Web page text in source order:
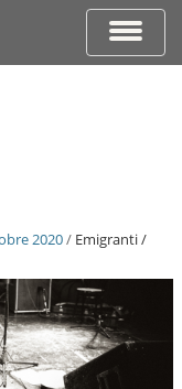
Espandi
di
2020/ Emigranti /